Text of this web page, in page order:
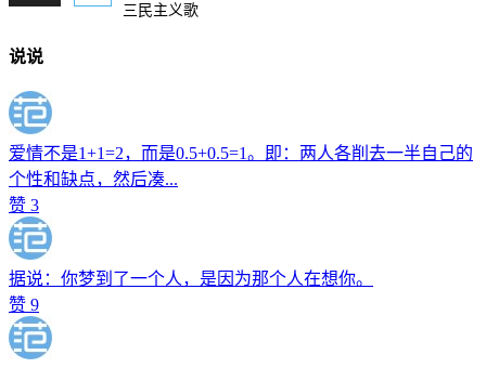
三民主义歌
说说
爱情不是1+1=2，而是0.5+0.5=1。即：两人各削去一半自己的
个性和缺点，然后凑...
赞 3
据说：你梦到了一个人，是因为那个人在想你。
赞 9